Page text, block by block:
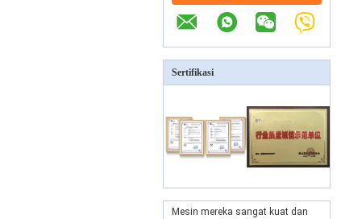
Sertifikasi
Mesin mereka sangat kuat dan